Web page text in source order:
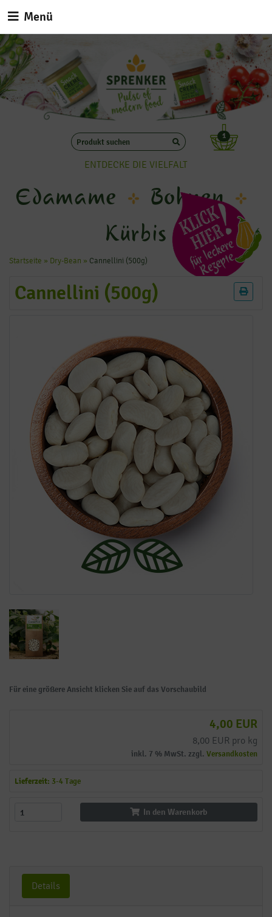
1
ENTDECKE DIE VIELFALT
Edamame
Bohnen
Kürbis
Menü
Startseite » Dry-Bean » Cannellini (500g)
Cannellini (500g)
Für eine größere Ansicht klicken Sie auf das Vorschaubild
4,00 EUR
8,00 EUR pro kg
inkl. 7 % MwSt. zzgl. Versandkosten
Lieferzeit: 3-4 Tage
In den Warenkorb
Details